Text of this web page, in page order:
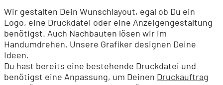
Wir gestalten Dein Wunschlayout, egal ob Du ein
Logo, eine Druckdatei oder eine Anzeigengestaltung
benötigst. Auch Nachbauten lösen wir im
Handumdrehen. Unsere Grafiker designen Deine
Ideen.
Du hast bereits eine bestehende Druckdatei und
benötigst eine Anpassung, um Deinen Druckauftrag